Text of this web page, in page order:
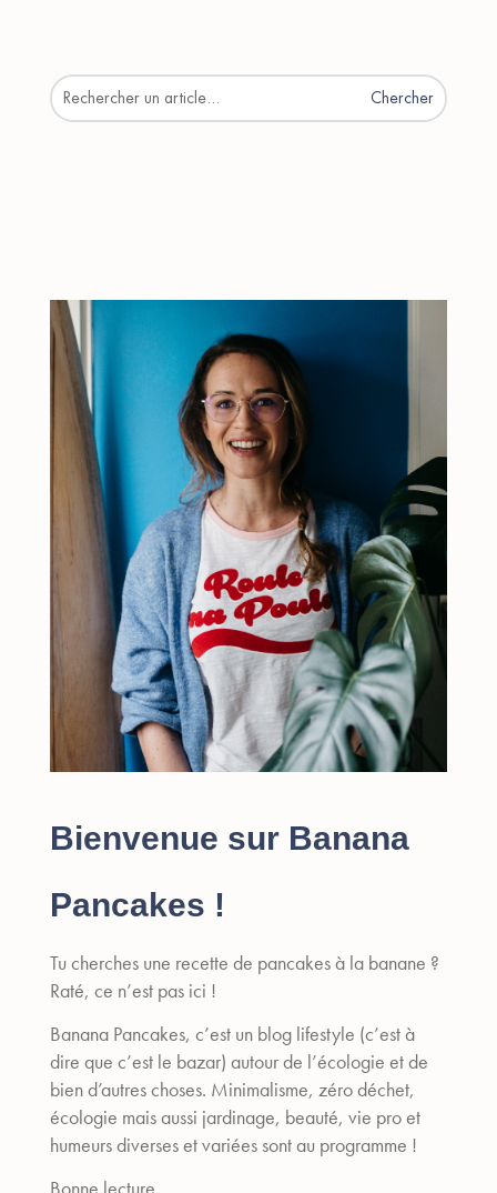
Bienvenue sur Banana
Pancakes !
Tu cherches une recette de pancakes à la banane ?
Raté, ce n’est pas ici !
Banana Pancakes, c’est un blog lifestyle (c’est à
dire que c’est le bazar) autour de l’écologie et de
bien d’autres choses. Minimalisme, zéro déchet,
écologie mais aussi jardinage, beauté, vie pro et
humeurs diverses et variées sont au programme !
Bonne lecture,